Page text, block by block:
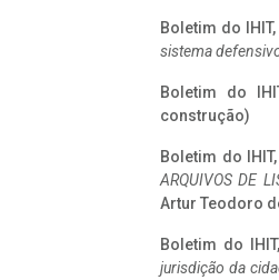
Boletim do
sistema
Boletim do
construção)
Boletim do
ARQUIVOS DE
Artur Teodoro
Boletim do
jurisdição da